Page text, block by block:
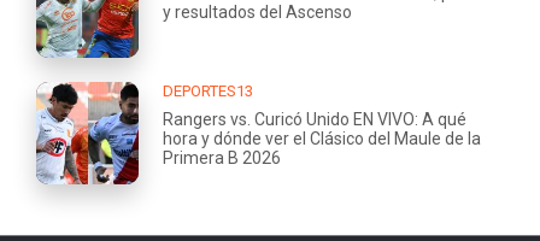
y resultados del Ascenso
DEPORTES13
Rangers vs. Curicó Unido EN VIVO: A qué
hora y dónde ver el Clásico del Maule de la
Primera B 2026